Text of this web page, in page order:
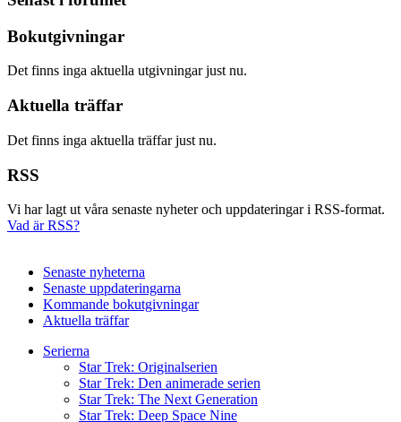
Bokutgivningar
Det finns inga aktuella utgivningar just nu.
Aktuella träffar
Det finns inga aktuella träffar just nu.
RSS
Vi har lagt ut våra senaste nyheter och uppdateringar i RSS-format.
Vad är RSS?
Senaste nyheterna
Senaste uppdateringarna
Kommande bokutgivningar
Aktuella träffar
Serierna
Star Trek: Originalserien
Star Trek: Den animerade serien
Star Trek: The Next Generation
Star Trek: Deep Space Nine